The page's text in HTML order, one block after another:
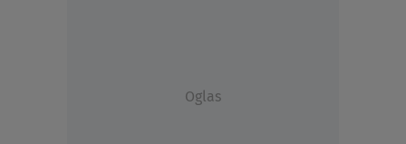
Oglas